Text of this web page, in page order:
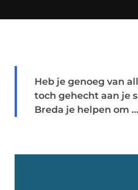
Heb je genoeg van
toch gehecht aan je
Breda je helpen om ...